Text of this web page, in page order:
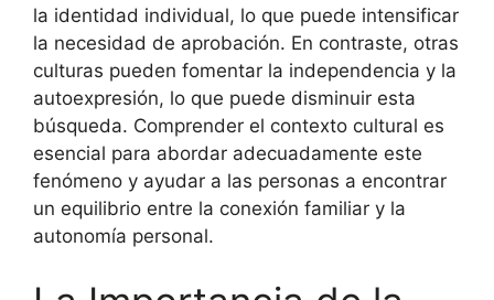
la identidad individual, lo que puede intensificar
la necesidad de aprobación. En contraste, otras
culturas pueden fomentar la independencia y la
autoexpresión, lo que puede disminuir esta
búsqueda. Comprender el contexto cultural es
esencial para abordar adecuadamente este
fenómeno y ayudar a las personas a encontrar
un equilibrio entre la conexión familiar y la
autonomía personal.